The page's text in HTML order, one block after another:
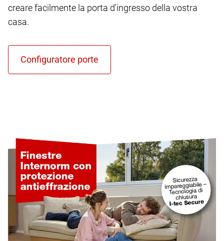
creare facilmente la porta d'ingresso della vostra
casa.